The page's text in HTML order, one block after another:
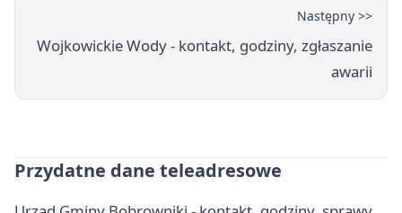
Następny >>
Wojkowickie Wody - kontakt, godziny, zgłaszanie
awarii
Przydatne dane teleadresowe